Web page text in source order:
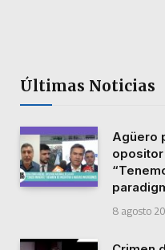
Últimas Noticias
Agüero
opositor
8 agosto